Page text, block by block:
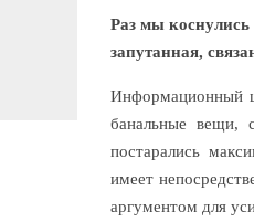
Раз мы
запутанная,
Информационный
банальные вещи,
постарались
имеет
аргументом для